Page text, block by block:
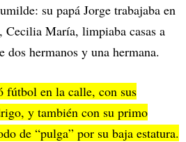
su papá Jorge trabajaba en
Cecilia María, limpiaba casas a
hermanos y una hermana.
fútbol en la calle, con sus
y también con su primo
de “pulga” por su baja estatura.